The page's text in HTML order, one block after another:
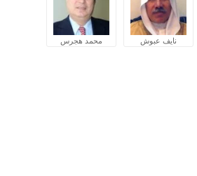
نايف عبوش محمد هجرس